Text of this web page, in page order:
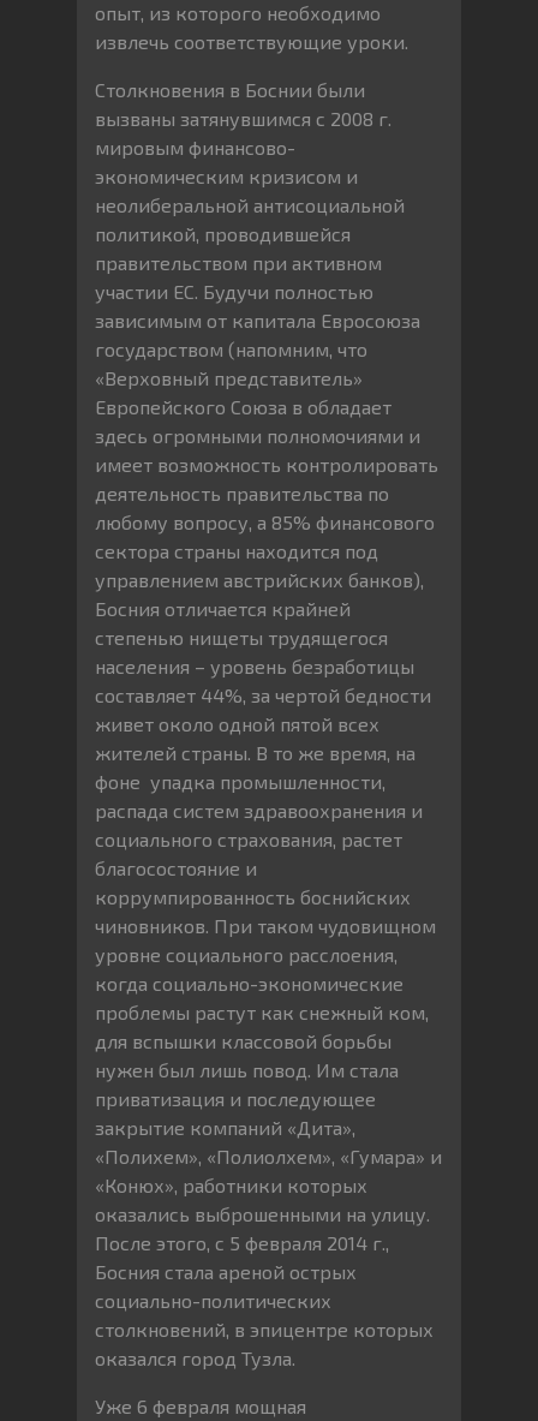
опыт, из которого необходимо
извлечь соответствующие уроки.
Столкновения в Боснии были
вызваны затянувшимся с 2008 г.
мировым финансово-
экономическим кризисом и
неолиберальной антисоциальной
политикой, проводившейся
правительством при активном
участии ЕС. Будучи полностью
зависимым от капитала Евросоюза
государством (напомним, что
«Верховный представитель»
Европейского Союза в обладает
здесь огромными полномочиями и
имеет возможность контролировать
деятельность правительства по
любому вопросу, а 85% финансового
сектора страны находится под
управлением австрийских банков),
Босния отличается крайней
степенью нищеты трудящегося
населения – уровень безработицы
составляет 44%, за чертой бедности
живет около одной пятой всех
жителей страны. В то же время, на
фоне упадка промышленности,
распада систем здравоохранения и
социального страхования, растет
благосостояние и
коррумпированность боснийских
чиновников. При таком чудовищном
уровне социального расслоения,
когда социально-экономические
проблемы растут как снежный ком,
для вспышки классовой борьбы
нужен был лишь повод. Им стала
приватизация и последующее
закрытие компаний «Дита»,
«Полихем», «Полиолхем», «Гумара» и
«Конюх», работники которых
оказались выброшенными на улицу.
После этого, с 5 февраля 2014 г.,
Босния стала ареной острых
социально-политических
столкновений, в эпицентре которых
оказался город Тузла.
Уже 6 февраля мощная